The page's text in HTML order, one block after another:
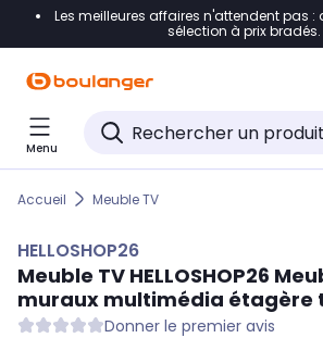
Accéder directement à la
Accéder directement au pied de
Accéder directement au chatbot
Les meilleures affaires n'attendent pas :
sélection à prix bradés.
Menu
Accueil Meuble TV
HELLOSHOP26
Meuble TV HELLOSHOP26
muraux multimédia étagère
Donner le premier avis